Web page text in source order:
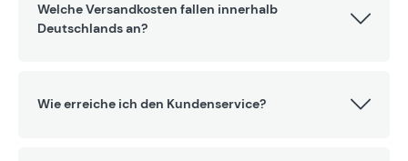
Welche Versandkosten fallen innerhalb
Deutschlands an?
Wie erreiche ich den Kundenservice?